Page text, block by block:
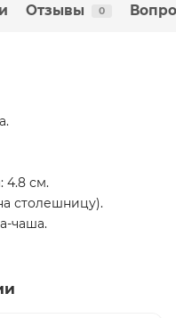
Отзывы 0
4.8 см.
столешницу).
чаша.